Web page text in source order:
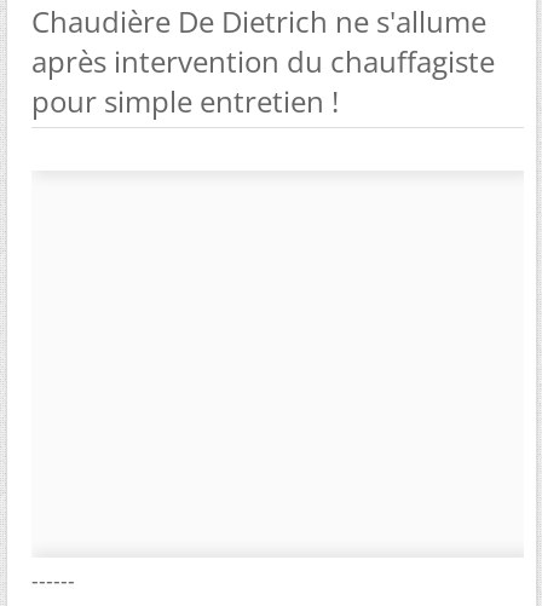
Chaudière De Dietrich ne s'allume
après intervention du chauffagiste
pour simple entretien !
------